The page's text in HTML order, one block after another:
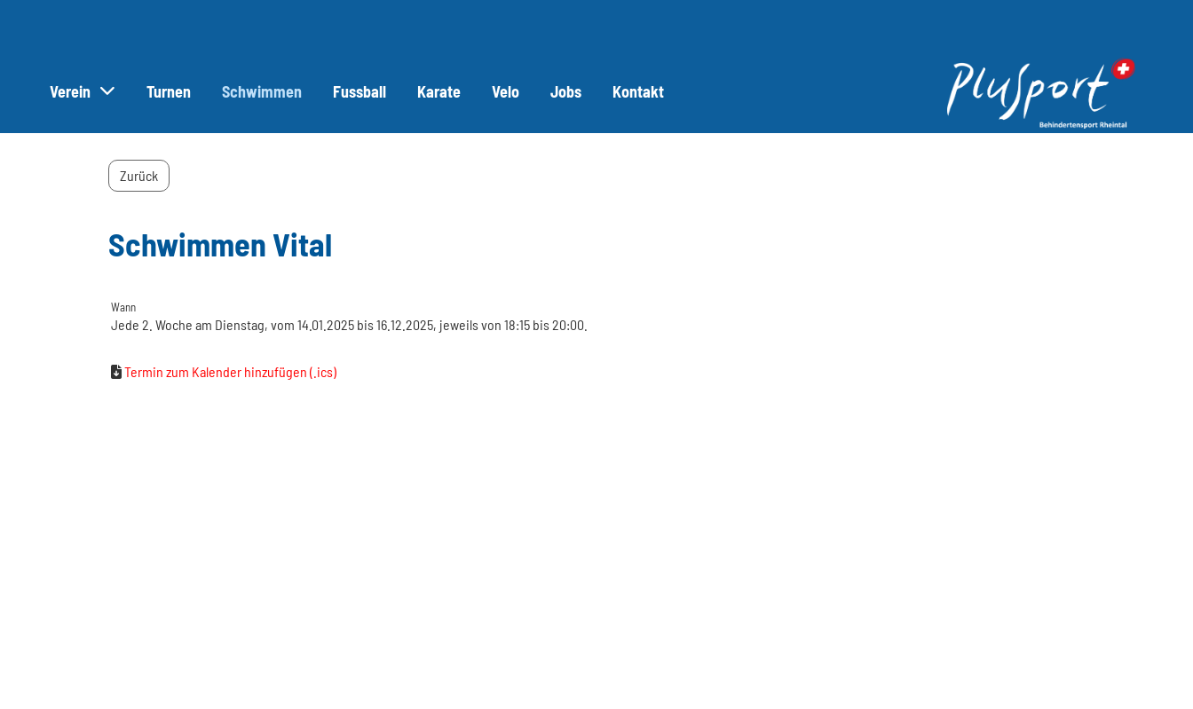
Verein Turnen Schwimmen Fussball Karate Velo Jobs Kontakt
Zurück
Schwimmen Vital
Wann
Jede 2. Woche am Dienstag, vom 14.01.2025 bis 16.12.2025, jeweils von 18:15 bis 20:00.
Termin zum Kalender hinzufügen (.ics)